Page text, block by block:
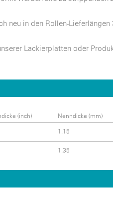
neu in den Rollen-Lieferlängen
Lackierplatten oder
(inch) Nenndicke (mm)
1.15
1.35